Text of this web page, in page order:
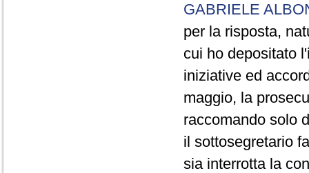
GABRIELE
per la risposta,
cui ho depositato
iniziative ed
maggio, la
raccomando solo
il sottosegretario
sia interrotta la